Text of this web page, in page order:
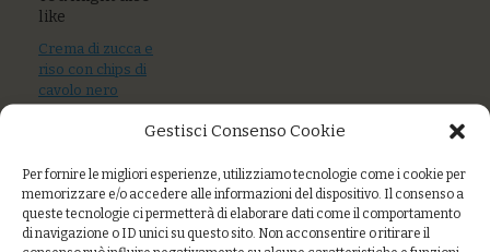
Gestisci Consenso Cookie
Per fornire le migliori esperienze, utilizziamo tecnologie come i cookie per
memorizzare e/o accedere alle informazioni del dispositivo. Il consenso a
queste tecnologie ci permetterà di elaborare dati come il comportamento
di navigazione o ID unici su questo sito. Non acconsentire o ritirare il
like
Crema di zucca e
riso con chips di
cavolo nero
Farro monococco
ai broccoletti,
capperi e semi